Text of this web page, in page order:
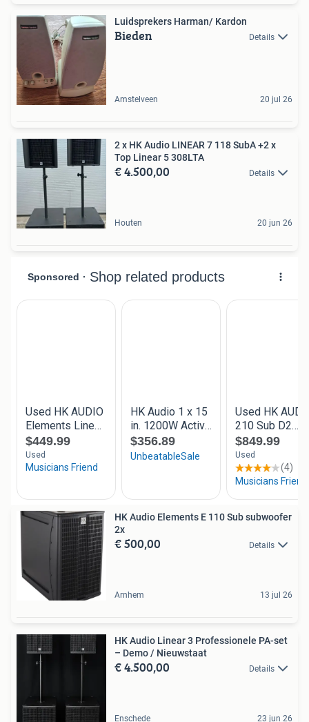
Luidsprekers Harman/ Kardon
Bieden Details
Amstelveen 20 jul 26
2 x HK Audio LINEAR 7 118 SubA +2 x
Top Linear 5 308LTA
€ 4.500,00 Details
Houten 20 jun 26
HK Audio Elements E 110 Sub subwoofer
2x
€ 500,00 Details
Arnhem 13 jul 26
HK Audio Linear 3 Professionele PA-set
– Demo / Nieuwstaat
€ 4.500,00 Details
Enschede 23 jun 26